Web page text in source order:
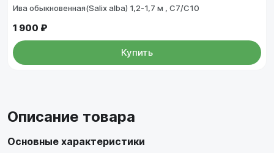
Ива обыкновенная(Salix alba) 1,2-1,7 м , С7/С10
1 900 ₽
Купить
Описание товара
Основные характеристики